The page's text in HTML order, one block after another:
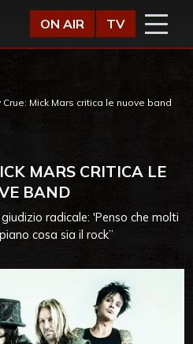
ON AIR TV
Crue: Mick Mars critica le nuove band
MARS CRITICA LE
BAND
radicale: 'Penso che molti
cosa sia il rock”